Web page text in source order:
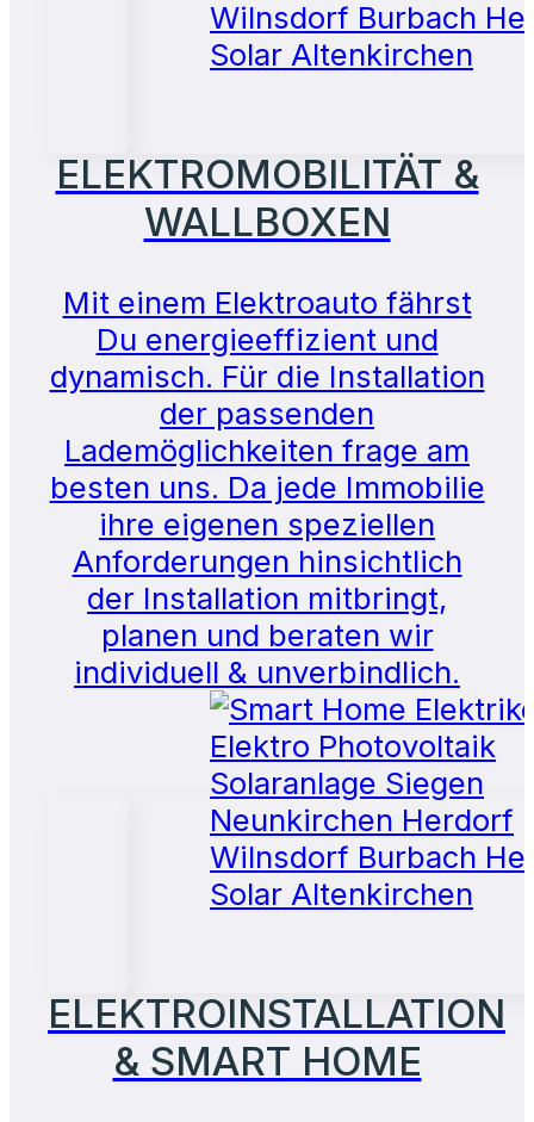
ELEKTROMOBILITÄT &
WALLBOXEN
Mit einem Elektroauto fährst
Du energieeffizient und
dynamisch. Für die Installation
der passenden
Lademöglichkeiten frage am
besten uns. Da jede Immobilie
ihre eigenen speziellen
Anforderungen hinsichtlich
der Installation mitbringt,
planen und beraten wir
individuell & unverbindlich.
ELEKTROINSTALLATION
& SMART HOME